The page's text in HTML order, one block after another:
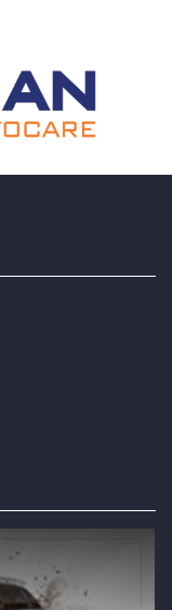
nhận diện sớm
bề mặt kính.